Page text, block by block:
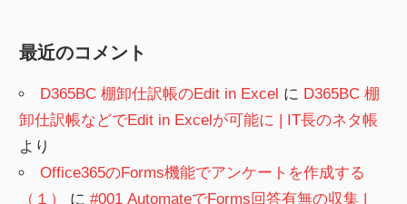
最近のコメント
D365BC 棚卸仕訳帳のEdit in Excel に D365BC 棚
卸仕訳帳などでEdit in Excelが可能に | IT長のネタ帳
より
Office365のForms機能でアンケートを作成する
（１）
に#001 AutomateでForms回答有無の収集 |